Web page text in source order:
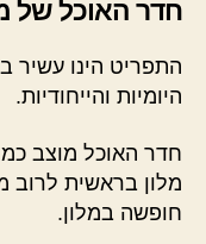
חדר האוכל של
התפריט הינו עשיר
היומיות והייחודיות.
חדר האוכל מוצב
מלון בראשית לרוב
חופשה במלון.